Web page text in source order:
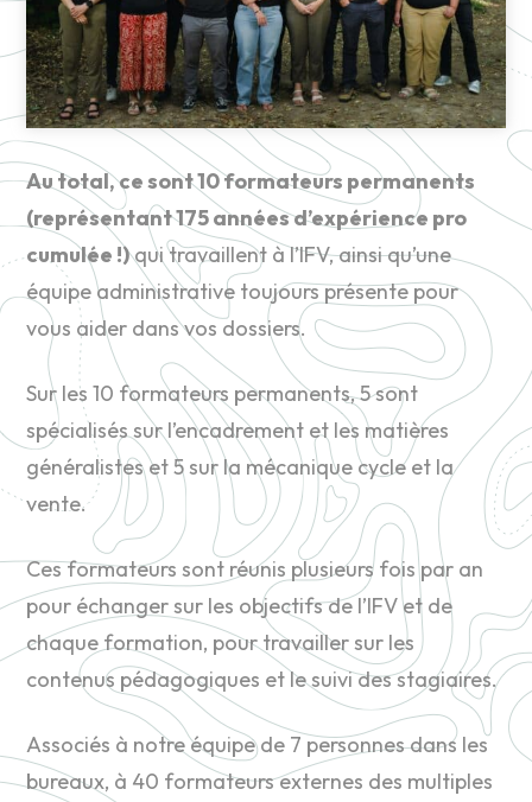
Au total, ce sont 10 formateurs permanents
(représentant 175 années d’expérience pro
cumulée !)qui travaillent à l’IFV, ainsi qu’une
équipe administrative toujours présente pour
vous aider dans vos dossiers.
Sur les 10 formateurs permanents, 5 sont
spécialisés sur l’encadrement et les matières
généralistes et 5 sur la mécanique cycle et la
vente.
Ces formateurs sont réunis plusieurs fois par an
pour échanger sur les objectifs de l’IFV et de
chaque formation, pour travailler sur les
contenus pédagogiques et le suivi des stagiaires.
Associés à notre équipe de 7 personnes dans les
bureaux, à 40 formateurs externes des multiples